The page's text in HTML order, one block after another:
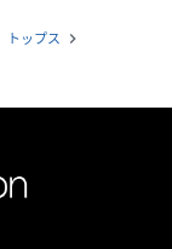
トップス navigate_next